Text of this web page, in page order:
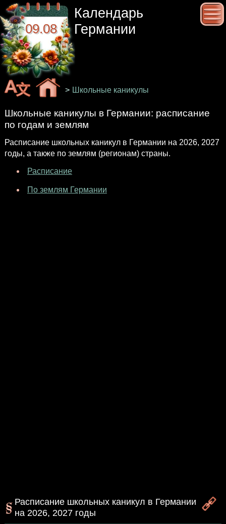
Календарь
Германии
09.08
> Школьные каникулы
Школьные каникулы в Германии: расписание
по годам и землям
Расписание школьных каникул в Германии на 2026, 2027
годы, а также по землям (регионам) страны.
Расписание
По землям Германии
Расписание школьных каникул в Германии
на 2026, 2027 годы